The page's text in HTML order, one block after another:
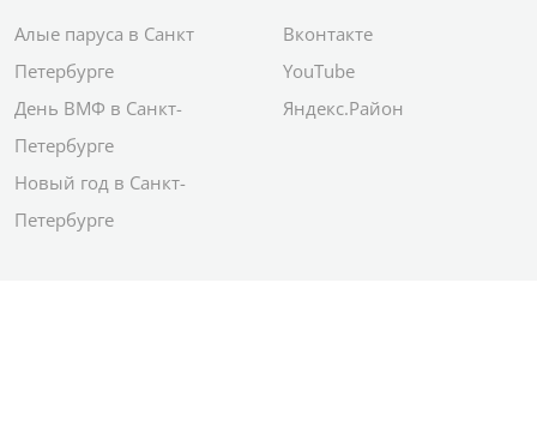
Алые паруса в Санкт
Петербурге
День ВМФ в Санкт-
Петербурге
Новый год в Санкт-
Петербурге
Вконтакте
YouTube
Яндекс.Район